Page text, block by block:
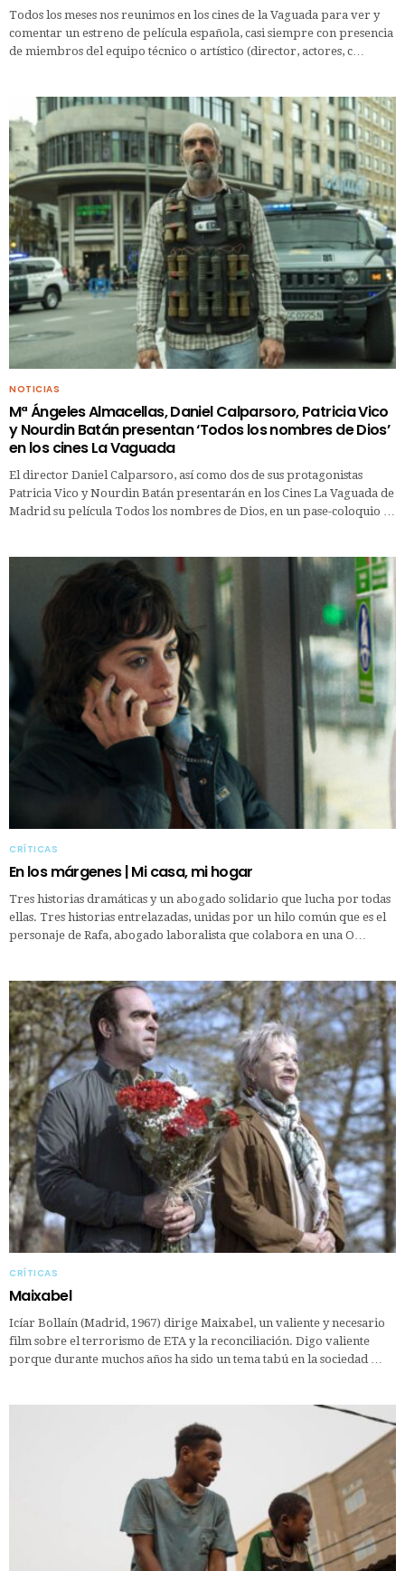
Todos los meses nos reunimos en los cines de la Vaguada para ver y
comentar un estreno de película española, casi siempre con presencia
de miembros del equipo técnico o artístico (director, actores, c…
NOTICIAS
Mª Ángeles Almacellas, Daniel Calparsoro, Patricia Vico
y Nourdin Batán presentan ‘Todos los nombres de Dios’
en los cines La Vaguada
El director Daniel Calparsoro, así como dos de sus protagonistas
Patricia Vico y Nourdin Batán presentarán en los Cines La Vaguada de
Madrid su película Todos los nombres de Dios, en un pase-coloquio …
CRÍTICAS
En los márgenes | Mi casa, mi hogar
Tres historias dramáticas y un abogado solidario que lucha por todas
ellas. Tres historias entrelazadas, unidas por un hilo común que es el
personaje de Rafa, abogado laboralista que colabora en una O…
CRÍTICAS
Maixabel
Icíar Bollaín (Madrid, 1967) dirige Maixabel, un valiente y necesario
film sobre el terrorismo de ETA y la reconciliación. Digo valiente
porque durante muchos años ha sido un tema tabú en la sociedad …